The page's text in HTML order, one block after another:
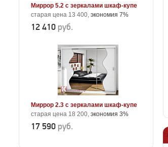
Миррор 5.2 с зеркалами шкаф-купе
старая цена 13 400, экономия 7%
12 410 руб.
Миррор 2.3 с зеркалами шкаф-купе
старая цена 18 200, экономия 3%
17 590 руб.